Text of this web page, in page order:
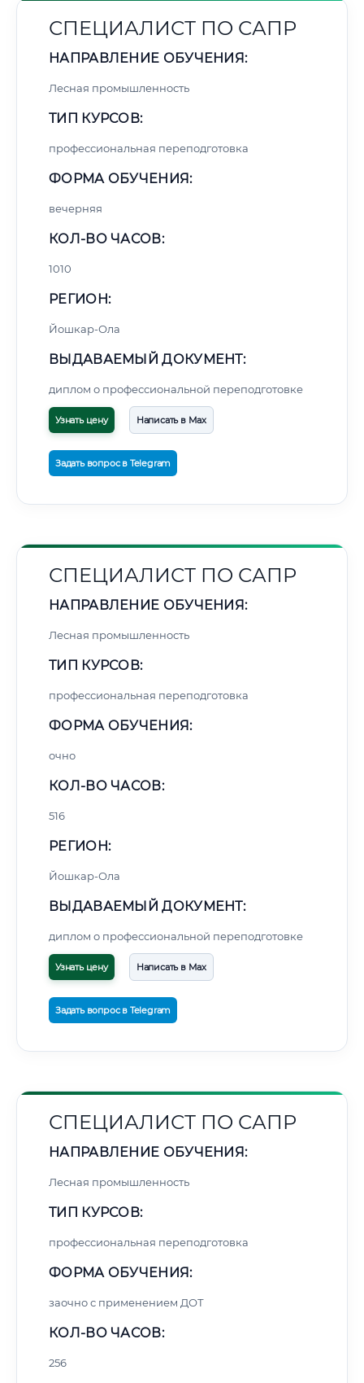
СПЕЦИАЛИСТ ПО САПР
НАПРАВЛЕНИЕ ОБУЧЕНИЯ:
Лесная промышленность
ТИП КУРСОВ:
профессиональная переподготовка
ФОРМА ОБУЧЕНИЯ:
вечерняя
КОЛ-ВО ЧАСОВ:
1010
РЕГИОН:
Йошкар-Ола
ВЫДАВАЕМЫЙ ДОКУМЕНТ:
диплом о профессиональной переподготовке
Узнать цену Написать в Max
Задать вопрос в Telegram
СПЕЦИАЛИСТ ПО САПР
НАПРАВЛЕНИЕ ОБУЧЕНИЯ:
Лесная промышленность
ТИП КУРСОВ:
профессиональная переподготовка
ФОРМА ОБУЧЕНИЯ:
очно
КОЛ-ВО ЧАСОВ:
516
РЕГИОН:
Йошкар-Ола
ВЫДАВАЕМЫЙ ДОКУМЕНТ:
диплом о профессиональной переподготовке
Узнать цену Написать в Max
Задать вопрос в Telegram
СПЕЦИАЛИСТ ПО САПР
НАПРАВЛЕНИЕ ОБУЧЕНИЯ:
Лесная промышленность
ТИП КУРСОВ:
профессиональная переподготовка
ФОРМА ОБУЧЕНИЯ:
заочно с применением ДОТ
КОЛ-ВО ЧАСОВ:
256